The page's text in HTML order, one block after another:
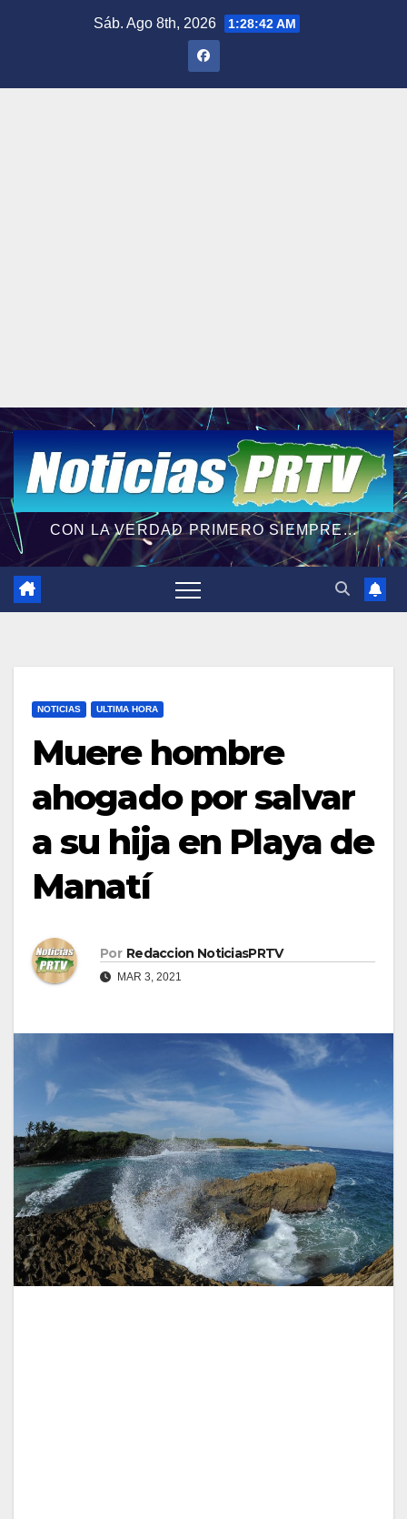
Sáb. Ago 8th, 2026 1:28:43 AM
CON LA VERDAD PRIMERO SIEMPRE...
NOTICIAS ULTIMA HORA
Muere hombre
ahogado por salvar
a su hija en Playa de
Manatí
Por Redaccion NoticiasPRTV
MAR 3, 2021